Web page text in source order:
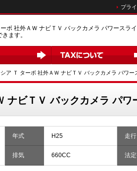
プラ
ボ 社外ＡＷ ナビＴＶ バックカメラ パワースライ
ます。
ア Ｔ ターボ 社外ＡＷ ナビＴＶ バックカメラ パワー
ナビＴＶ バックカメラ パワ
年式 H25 走行
排気 660CC 法